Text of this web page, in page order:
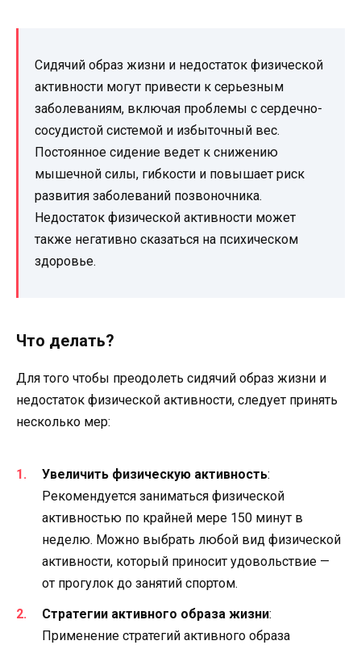
Сидячий образ жизни и недостаток физической
активности могут привести к серьезным
заболеваниям, включая проблемы с сердечно-
сосудистой системой и избыточный вес.
Постоянное сидение ведет к снижению
мышечной силы, гибкости и повышает риск
развития заболеваний позвоночника.
Недостаток физической активности может
также негативно сказаться на психическом
здоровье.
Что делать?
Для того чтобы преодолеть сидячий образ жизни и
недостаток физической активности, следует принять
несколько мер:
Увеличить физическую активность:
Рекомендуется заниматься физической
активностью по крайней мере 150 минут в
неделю. Можно выбрать любой вид физической
активности, который приносит удовольствие —
от прогулок до занятий спортом.
Стратегии активного образа жизни:
Применение стратегий активного образа